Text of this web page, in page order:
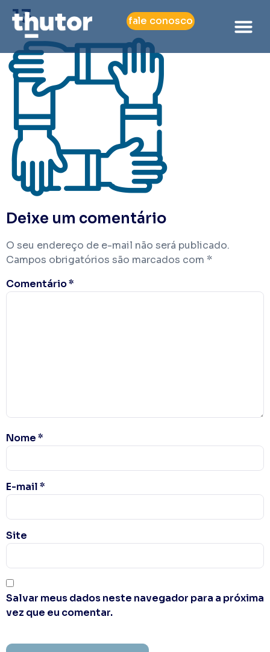
fale conosco
13
Deixe um comentário
O seu endereço de e-mail não será publicado.
Campos obrigatórios são marcados com *
Comentário*
Nome*
E-mail*
Site
Salvar meus dados neste navegador para a próxima
vez que eu comentar.